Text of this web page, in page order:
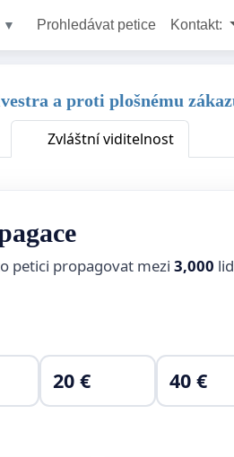
▼ Prohledávat petice Kontakt:
a proti plošnému
Zvláštní viditelnost
petici propagovat mezi 3,000
20 € 40 €